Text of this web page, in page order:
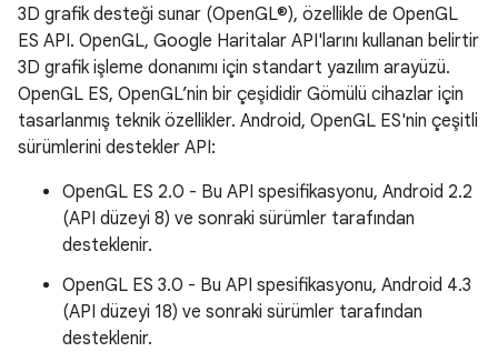
3D grafik desteği sunar (OpenGL®), özellikle de OpenGL
ES API. OpenGL, Google Haritalar API'larını kullanan belirtir
3D grafik işleme donanımı için standart yazılım arayüzü.
OpenGL ES, OpenGL’nin bir çeşididir Gömülü cihazlar için
tasarlanmış teknik özellikler. Android, OpenGL ES'nin çeşitli
sürümlerini destekler API:
OpenGL ES 2.0 - Bu API spesifikasyonu, Android 2.2
(API düzeyi 8) ve sonraki sürümler tarafından
desteklenir.
OpenGL ES 3.0 - Bu API spesifikasyonu, Android 4.3
(API düzeyi 18) ve sonraki sürümler tarafından
desteklenir.